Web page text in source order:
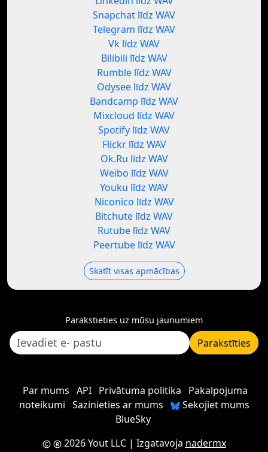
Snapchat līdz WAV
Telegram līdz WAV
Vk līdz WAV
Bilibili līdz WAV
Rumble līdz WAV
Odysee līdz WAV
Bandcamp līdz WAV
Mixcloud līdz WAV
Spotify līdz WAV
Flickr līdz WAV
Ok.Ru līdz WAV
Weibo līdz WAV
Youku līdz WAV
Niconico līdz WAV
Bitchute līdz WAV
Rutube līdz WAV
Peertube līdz WAV
Skatīt visas apmācības
Parakstieties uz mūsu jaunumiem
Parakstīties
Par mums API Privātuma politika
Pakalpojuma
noteikumi Sazinieties ar mums
Sekojiet mums
BlueSky
2026 Yout LLC| Izgatavoja nadermx